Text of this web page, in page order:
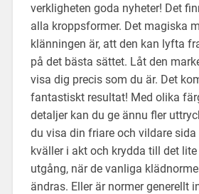
verkligheten goda nyheter! Det
alla kroppsformer. Det magiska
klänningen är, att den kan lyfta
på det bästa sättet. Låt den
visa dig precis som du är. Det
fantastiskt resultat! Med olika
detaljer kan du ge ännu fler
du visa din friare och vildare
kväller i akt och krydda till det
utgång, när de vanliga
ändras. Eller är normer generellt